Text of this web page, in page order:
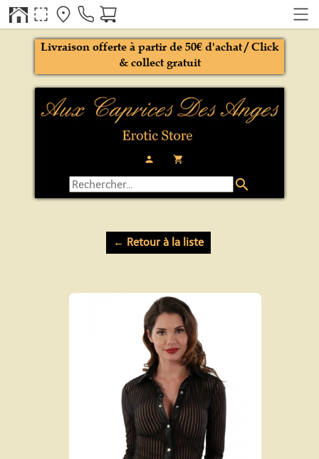
person local_grocery_store
Livraison offerte à partir de 50€ d'achat / Click
& collect gratuit
search
← Retour à la liste